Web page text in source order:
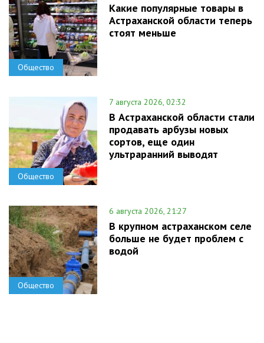
Общество
Какие популярные товары в
Астраханской области теперь
стоят меньше
Общество
7 августа 2026, 02:32
В Астраханской области стали
продавать арбузы новых
сортов, еще один
ультраранний выводят
Общество
6 августа 2026, 21:27
В крупном астраханском селе
больше не будет проблем с
водой